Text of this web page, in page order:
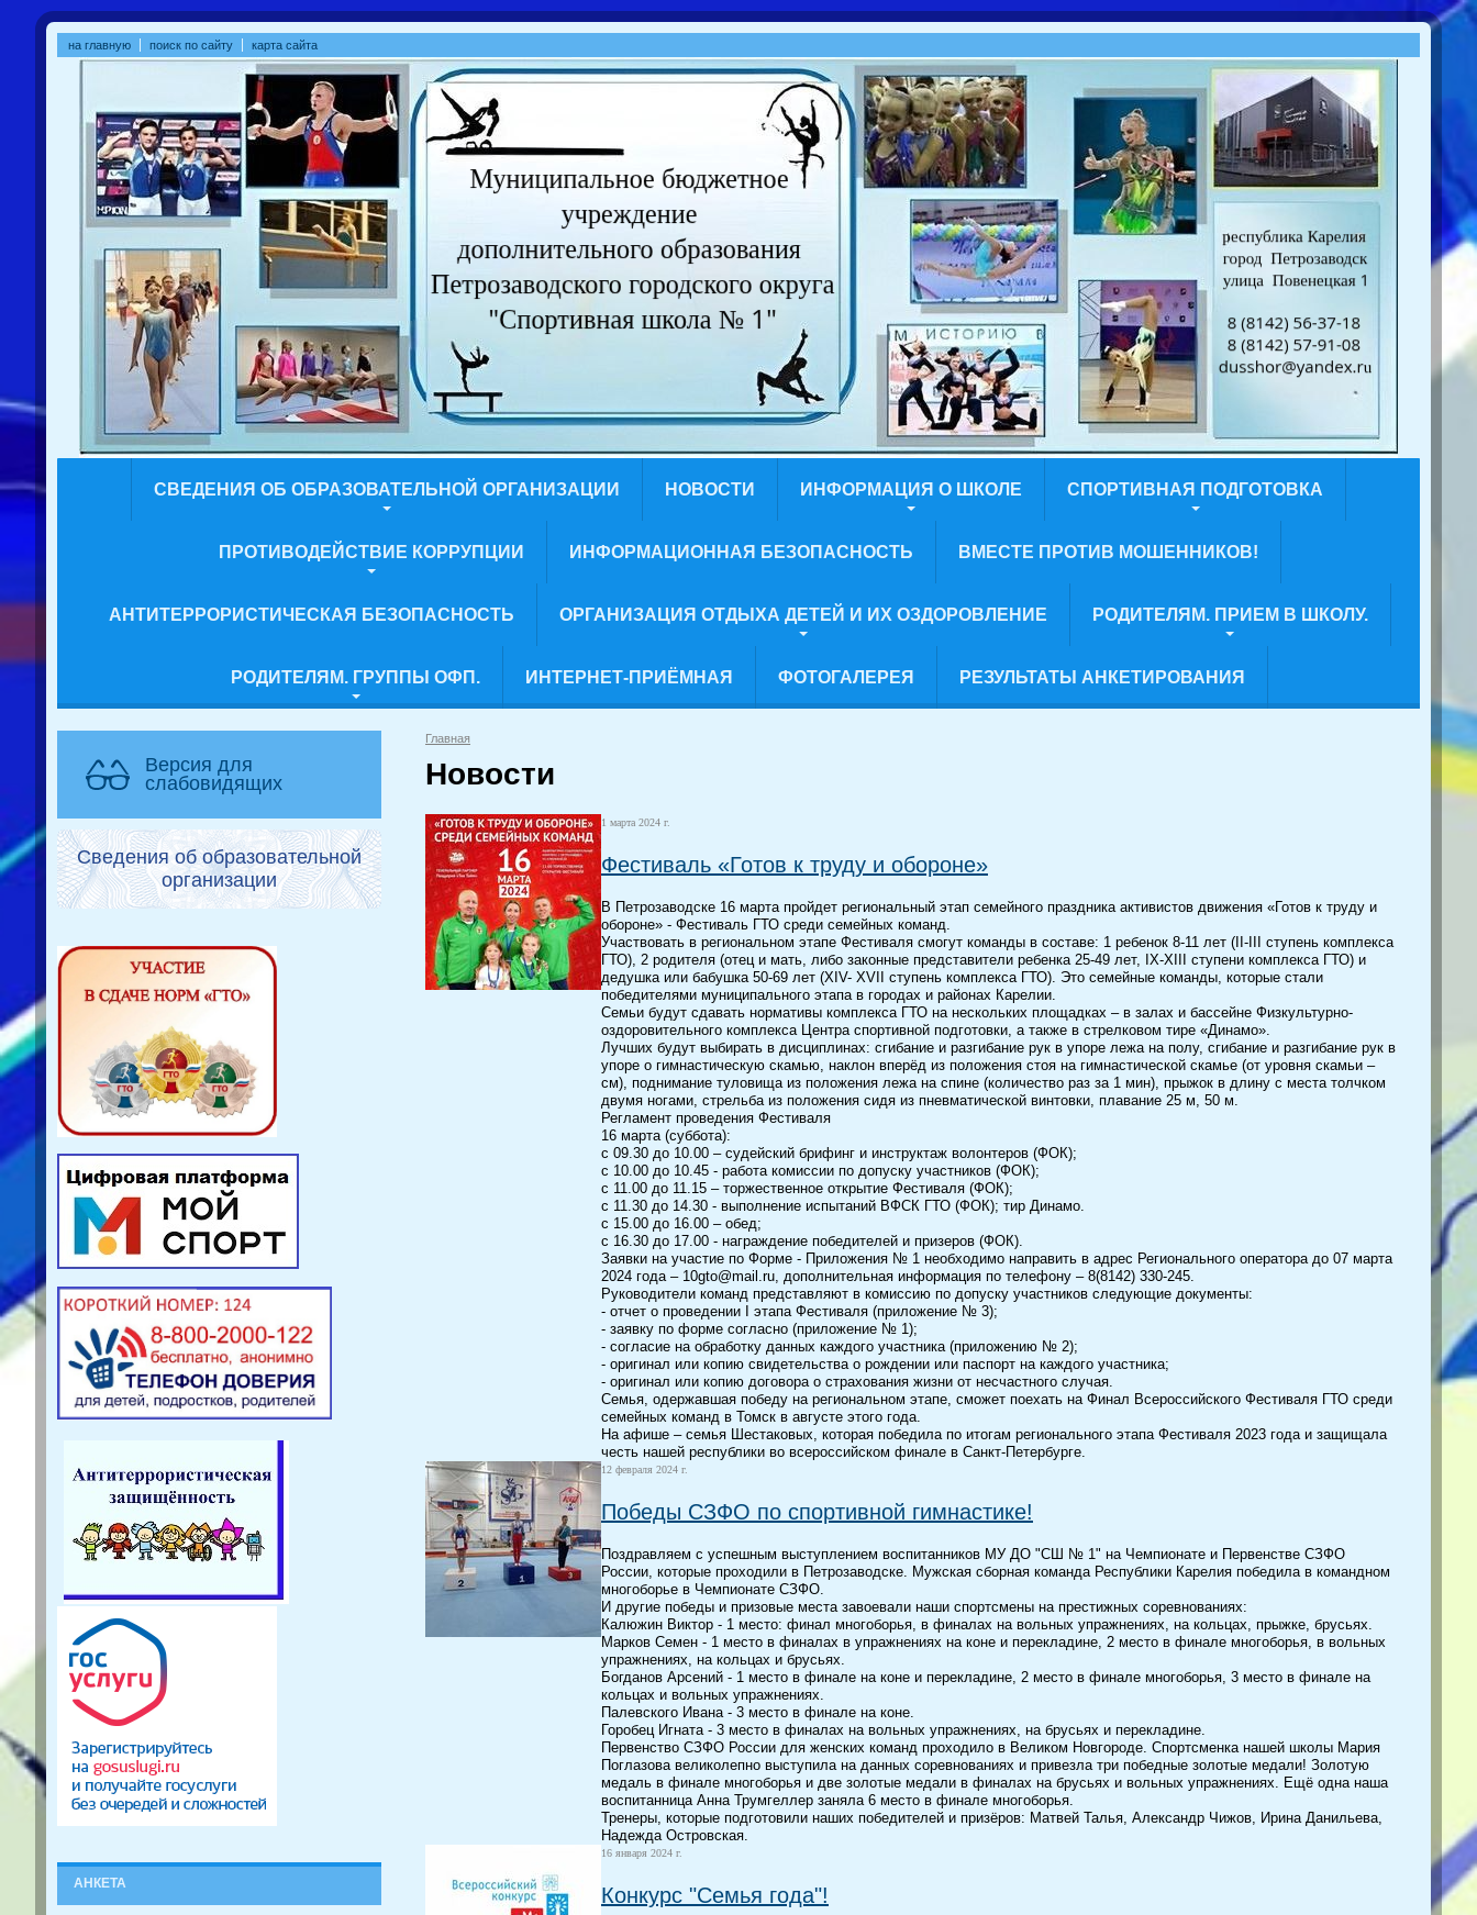
на главную поиск по сайту карта сайта
СВЕДЕНИЯ ОБ ОБРАЗОВАТЕЛЬНОЙ ОРГАНИЗАЦИИ НОВОСТИ ИНФОРМАЦИЯ О ШКОЛЕ СПОРТИВНАЯ ПОДГОТОВКА
ПРОТИВОДЕЙСТВИЕ КОРРУПЦИИ ИНФОРМАЦИОННАЯ БЕЗОПАСНОСТЬ ВМЕСТЕ ПРОТИВ МОШЕННИКОВ!
АНТИТЕРРОРИСТИЧЕСКАЯ БЕЗОПАСНОСТЬ ОРГАНИЗАЦИЯ ОТДЫХА ДЕТЕЙ И ИХ ОЗДОРОВЛЕНИЕ РОДИТЕЛЯМ. ПРИЕМ В ШКОЛУ.
РОДИТЕЛЯМ. ГРУППЫ ОФП. ИНТЕРНЕТ-ПРИЁМНАЯ ФОТОГАЛЕРЕЯ РЕЗУЛЬТАТЫ АНКЕТИРОВАНИЯ
Версия для
слабовидящих
Сведения об образовательной
организации
АНКЕТА
Главная
Новости
1 марта 2024 г.
Фестиваль «Готов к труду и обороне»
В Петрозаводске 16 марта пройдет региональный этап семейного праздника активистов движения «Готов к труду и
обороне» - Фестиваль ГТО среди семейных команд.
Участвовать в региональном этапе Фестиваля смогут команды в составе: 1 ребенок 8-11 лет (II-III ступень комплекса
ГТО), 2 родителя (отец и мать, либо законные представители ребенка 25-49 лет, IX-XIII ступени комплекса ГТО) и
дедушка или бабушка 50-69 лет (XIV- XVII ступень комплекса ГТО). Это семейные команды, которые стали
победителями муниципального этапа в городах и районах Карелии.
Семьи будут сдавать нормативы комплекса ГТО на нескольких площадках – в залах и бассейне Физкультурно-
оздоровительного комплекса Центра спортивной подготовки, а также в стрелковом тире «Динамо».
Лучших будут выбирать в дисциплинах: сгибание и разгибание рук в упоре лежа на полу, сгибание и разгибание рук в
упоре о гимнастическую скамью, наклон вперёд из положения стоя на гимнастической скамье (от уровня скамьи –
см), поднимание туловища из положения лежа на спине (количество раз за 1 мин), прыжок в длину с места толчком
двумя ногами, стрельба из положения сидя из пневматической винтовки, плавание 25 м, 50 м.
Регламент проведения Фестиваля
16 марта (суббота):
с 09.30 до 10.00 – судейский брифинг и инструктаж волонтеров (ФОК);
с 10.00 до 10.45 - работа комиссии по допуску участников (ФОК);
с 11.00 до 11.15 – торжественное открытие Фестиваля (ФОК);
с 11.30 до 14.30 - выполнение испытаний ВФСК ГТО (ФОК); тир Динамо.
с 15.00 до 16.00 – обед;
с 16.30 до 17.00 - награждение победителей и призеров (ФОК).
Заявки на участие по Форме - Приложения № 1 необходимо направить в адрес Регионального оператора до 07 марта
2024 года – 10gto@mail.ru, дополнительная информация по телефону – 8(8142) 330-245.
Руководители команд представляют в комиссию по допуску участников следующие документы:
- отчет о проведении I этапа Фестиваля (приложение № 3);
- заявку по форме согласно (приложение № 1);
- согласие на обработку данных каждого участника (приложению № 2);
- оригинал или копию свидетельства о рождении или паспорт на каждого участника;
- оригинал или копию договора о страхования жизни от несчастного случая.
Семья, одержавшая победу на региональном этапе, сможет поехать на Финал Всероссийского Фестиваля ГТО среди
семейных команд в Томск в августе этого года.
На афише – семья Шестаковых, которая победила по итогам регионального этапа Фестиваля 2023 года и защищала
честь нашей республики во всероссийском финале в Санкт-Петербурге.
12 февраля 2024 г.
Победы СЗФО по спортивной гимнастике!
Поздравляем с успешным выступлением воспитанников МУ ДО "СШ № 1" на Чемпионате и Первенстве СЗФО
России, которые проходили в Петрозаводске. Мужская сборная команда Республики Карелия победила в командном
многоборье в Чемпионате СЗФО.
И другие победы и призовые места завоевали наши спортсмены на престижных соревнованиях:
Калюжин Виктор - 1 место: финал многоборья, в финалах на вольных упражнениях, на кольцах, прыжке, брусьях.
Марков Семен - 1 место в финалах в упражнениях на коне и перекладине, 2 место в финале многоборья, в вольных
упражнениях, на кольцах и брусьях.
Богданов Арсений - 1 место в финале на коне и перекладине, 2 место в финале многоборья, 3 место в финале на
кольцах и вольных упражнениях.
Палевского Ивана - 3 место в финале на коне.
Горобец Игната - 3 место в финалах на вольных упражнениях, на брусьях и перекладине.
Первенство СЗФО России для женских команд проходило в Великом Новгороде. Спортсменка нашей школы Мария
Поглазова великолепно выступила на данных соревнованиях и привезла три победные золотые медали! Золотую
медаль в финале многоборья и две золотые медали в финалах на брусьях и вольных упражнениях. Ещё одна наша
воспитанница Анна Трумгеллер заняла 6 место в финале многоборья.
Тренеры, которые подготовили наших победителей и призёров: Матвей Талья, Александр Чижов, Ирина Данильева,
Надежда Островская.
16 января 2024 г.
Конкурс "Семья года"!